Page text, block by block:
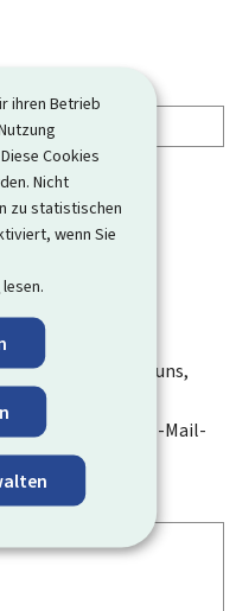
ihren Betrieb
Cookies
Nicht
zu statistischen
wenn Sie
lesen.
und helfen Sie uns,
Sie keine
Beispiel Ihre E-Mail-